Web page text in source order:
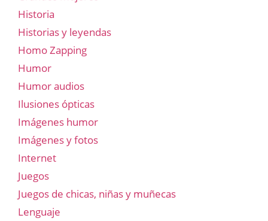
Historia
Historias y leyendas
Homo Zapping
Humor
Humor audios
Ilusiones ópticas
Imágenes humor
Imágenes y fotos
Internet
Juegos
Juegos de chicas, niñas y muñecas
Lenguaje